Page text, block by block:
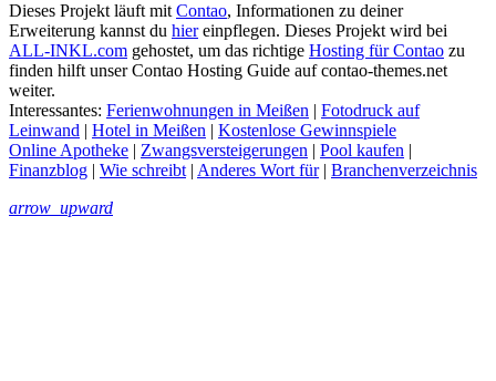
Dieses Projekt läuft mit Contao, Informationen zu deiner
Erweiterung kannst du hiereinpflegen. Dieses Projekt wird bei
ALL-INKL.com gehostet, um das richtige Hosting für Contao zu
finden hilft unser Contao Hosting Guide auf contao-themes.net
weiter.
Interessantes: Ferienwohnungen in Meißen | Fotodruck auf
Leinwand | Hotel in Meißen | Kostenlose Gewinnspiele
Online Apotheke | Zwangsversteigerungen | Pool kaufen |
Finanzblog | Wie schreibt | Anderes Wort für| Branchenverzeichnis
arrow_upward